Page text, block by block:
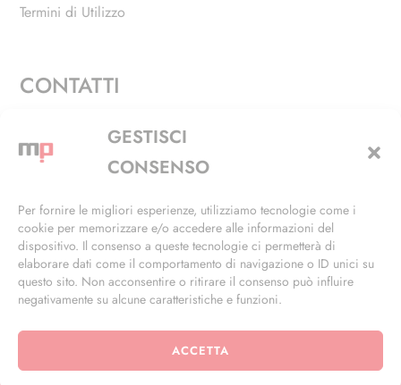
GESTISCI
CONSENSO
Per fornire le migliori esperienze, utilizziamo tecnologie come i
cookie per memorizzare e/o accedere alle informazioni del
dispositivo. Il consenso a queste tecnologie ci permetterà di
elaborare dati come il comportamento di navigazione o ID unici su
questo sito. Non acconsentire o ritirare il consenso può influire
negativamente su alcune caratteristiche e funzioni.
ACCETTA
Termini di Utilizzo
CONTATTI
Via Alfieri, 27 - Trezzano Sul Naviglio (MI)
+39 02 4846 3155
info@masterphil.it